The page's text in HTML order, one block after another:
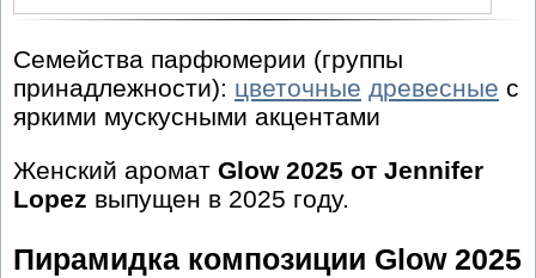
Семейства парфюмерии (группы
принадлежности): цветочные древесные с
яркими мускусными акцентами
Женский аромат Glow 2025 от Jennifer
Lopez выпущен в 2025 году.
Пирамидка композиции Glow 2025